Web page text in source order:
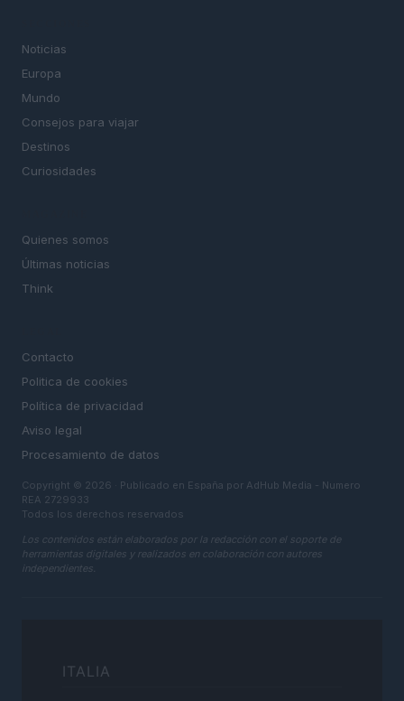
Noticias
Europa
Mundo
Consejos para viajar
Destinos
Curiosidades
Quienes somos
Últimas noticias
Think
Contacto
Politica de cookies
Política de privacidad
Aviso legal
Procesamiento de datos
Copyright © 2026 · Publicado en España por AdHub Media - Numero
REA 2729933
Todos los derechos reservados
Los contenidos están elaborados por la redacción con el soporte de
herramientas digitales y realizados en colaboración con autores
independientes.
ITALIA